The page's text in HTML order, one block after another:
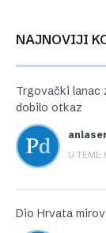
NAJNOVIJI
Trgovački lanac
dobilo otkaz
U TEMI:
Dio Hrvata